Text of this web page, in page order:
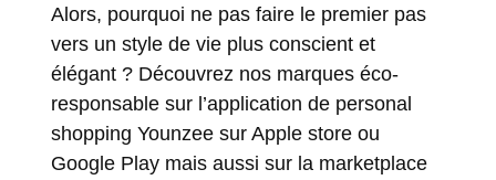
Alors, pourquoi ne pas faire le premier pas
vers un style de vie plus conscient et
élégant ? Découvrez nos marques éco-
responsable sur l’application de personal
shopping Younzee sur Apple store ou
Google Play mais aussi sur la marketplace